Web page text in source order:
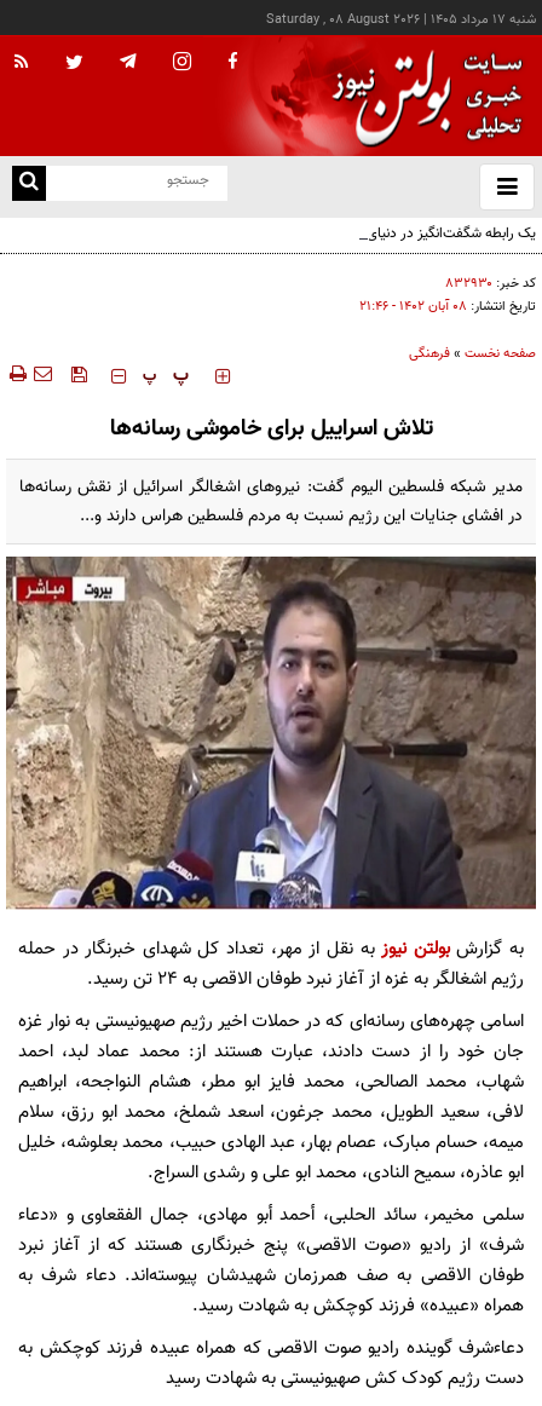
شنبه ۱۷ مرداد ۱۴۰۵ |
Saturday , 08 August 2026
باز
و
یک رابطه شگفت‌انگیز در دنیای حشرات؛ مورچه‌ها از شته‌ها مراقبت می‌کنند و در مقابل، عسلک
شیرین دریافت می‌کنند
کد خبر: ۸۳۲۹۳۰
تاریخ انتشار: ۰۸ آبان ۱۴۰۲ - ۲۱:۴۶
صفحه نخست »فرهنگی
‍‍‍ پ پ
تلاش اسراییل برای خاموشی رسانه‌ها
مدیر شبکه فلسطین الیوم گفت: نیروهای اشغالگر اسرائیل از نقش رسانه‌ها
در افشای جنایات این رژیم نسبت به مردم فلسطین هراس دارند و...
به گزارشبولتن نیوزبه نقل از مهر، تعداد کل شهدای خبرنگار در حمله
رژیم اشغالگر به غزه از آغاز نبرد طوفان الاقصی به ۲۴ تن رسید.
اسامی چهره‌های رسانه‌ای که در حملات اخیر رژیم صهیونیستی به نوار غزه
جان خود را از دست دادند، عبارت هستند از: محمد عماد لبد، احمد
شهاب، محمد الصالحی، محمد فایز ابو مطر، هشام النواجحه، ابراهیم
لافی، سعید الطویل، محمد جرغون، اسعد شملخ، محمد ابو رزق، سلام
میمه، حسام مبارک، عصام بهار، عبد الهادی حبیب، محمد بعلوشه، خلیل
ابو عاذره، سمیح النادی، محمد ابو علی و رشدی السراج.
سلمی مخیمر، سائد الحلبی، أحمد أبو مهادی، جمال الفقعاوی و «دعاء
شرف» از رادیو «صوت الاقصی» پنج خبرنگاری هستند که از آغاز نبرد
طوفان الاقصی به صف همرزمان شهیدشان پیوسته‌اند. دعاء شرف به
همراه «عبیده» فرزند کوچکش به شهادت رسید.
دعاءشرف گوینده رادیو صوت الاقصی که همراه عبیده فرزند کوچکش به
دست رژیم کودک کش صهیونیستی به شهادت رسید